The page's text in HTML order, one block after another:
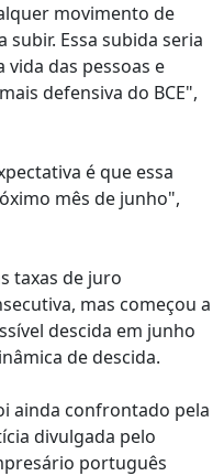
movimento de
Essa subida seria
das pessoas e
defensiva do BCE",
é que essa
mês de junho",
taxas de juro
mas começou a
descida em junho
de descida.
ainda confrontado pela
divulgada pelo
português